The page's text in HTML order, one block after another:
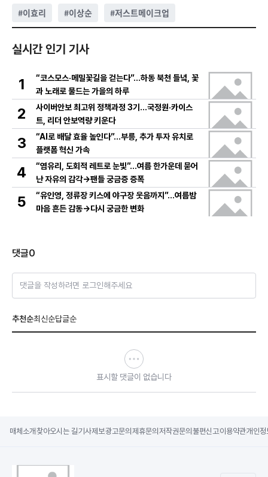
#이효리 #이상순 #저스트메이크업
실시간 인기 기사
1
“코스모스·메밀꽃길을 걷는다”…하동 북천 들녘, 꽃
과 노래로 물드는 가을의 하루
2
사이버안보 최고위 정책과정 3기…국정원·카이스
트, 리더 안보역량 키운다
3
“AI로 배달 효율 높인다”…부릉, 추가 투자 유치로
플랫폼 혁신 가속
4
“염유리, 도회적 레트로 눈빛”…여름 한가운데 묻어
난 자유의 감각→팬들 궁금증 증폭
5
“유인영, 정류장 키스에 야구장 웃음까지”…여름밤
마음 흔든 감동→다시 궁금한 변화
댓글0
댓글을 작성하려면 로그인해주세요
추천순최신순답글순
표시할 댓글이 없습니다
매체소개 찾아오시는 길기사제보광고문의 제휴문의 저작권문의 불편신고이용약관개인정